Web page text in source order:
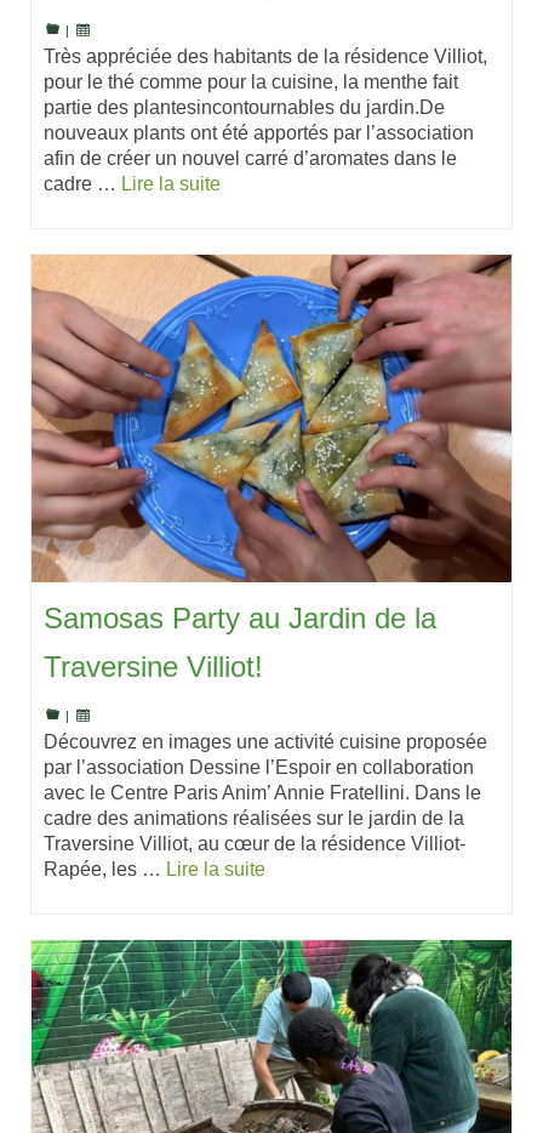
|
Très appréciée des habitants de la résidence Villiot,
pour le thé comme pour la cuisine, la menthe fait
partie des plantesincontournables du jardin.De
nouveaux plants ont été apportés par l’association
afin de créer un nouvel carré d’aromates dans le
cadre … Lire la suite
Samosas Party au Jardin de la
Traversine Villiot!
Découvrez en images une activité cuisine proposée
par l’association Dessine l’Espoir en collaboration
avec le Centre Paris Anim’ Annie Fratellini. Dans le
cadre des animations réalisées sur le jardin de la
Traversine Villiot, au cœur de la résidence Villiot-
Rapée, les … Lire la suite